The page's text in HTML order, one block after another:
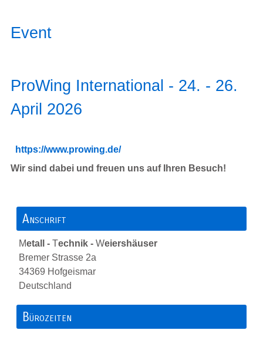
Event
ProWing International - 24. - 26.
April 2026
https://www.prowing.de/
Wir sind dabei und freuen uns auf Ihren Besuch!
Anschrift
Metall - Technik - Weiershäuser
Bremer Strasse 2a
34369 Hofgeismar
Deutschland
Bürozeiten